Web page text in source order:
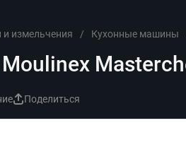
и измельчения / Кухонные машины
Поделиться